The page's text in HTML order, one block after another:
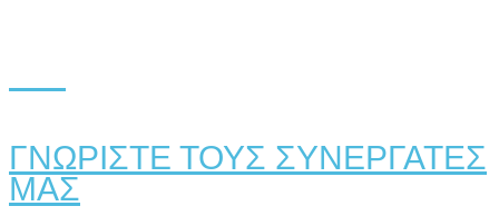
ΓΝΩΡΙΣΤΕ ΤΟΥΣ ΣΥΝΕΡΓΑΤΕΣ
ΜΑΣ